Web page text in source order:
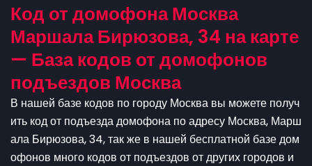
Код от домофона Москва
Маршала Бирюзова, 34 на карте
— База кодов от домофонов
подъездов Москва
В нашей базе кодов по городу Москва вы можете получ
ить код от подъезда домофона по адресу Москва, Марш
ала Бирюзова, 34, так же в нашей бесплатной базе дом
офонов много кодов от подъездов от других городов и